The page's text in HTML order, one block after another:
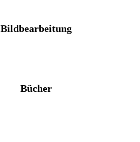
Bildbearbeitung
Bücher